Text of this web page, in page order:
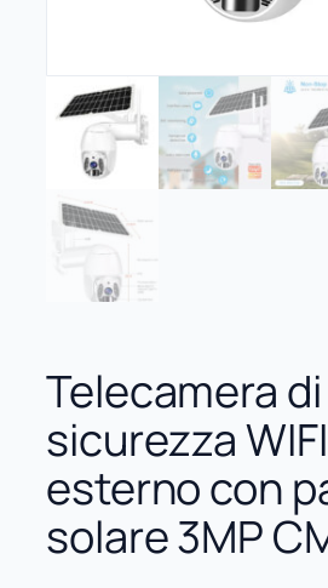
Telecamera di
sicurezza
esterno con
solare 3MP